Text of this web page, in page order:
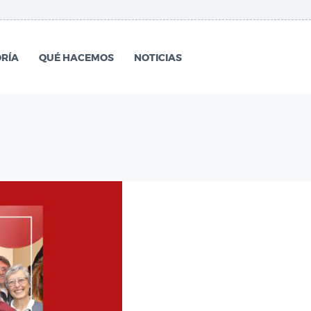
QUÉ HACEMOS NOTICIAS